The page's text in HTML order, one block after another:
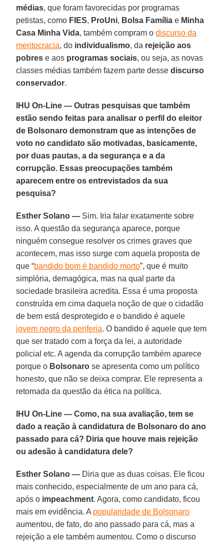
médias, que foram favorecidas por programas
petistas, como FIES, ProUni, Bolsa Família e Minha
Casa Minha Vida, também compram odiscurso da
meritocracia, do individualismo, da rejeição aos
pobres e aos programas sociais, ou seja, as novas
classes médias também fazem parte dessediscurso
conservador.
IHU On-Line — Outras pesquisas que também
estão sendo feitas para analisar o perfil do eleitor
de Bolsonaro demonstram que as intenções de
voto no candidato são motivadas, basicamente,
por duas pautas, a da segurança e a da
corrupção. Essas preocupações também
aparecem entre os entrevistados da sua
pesquisa?
Esther Solano — Sim. Iria falar exatamente sobre
isso. A questão da segurança aparece, porque
ninguém consegue resolver os crimes graves que
acontecem, mas isso surge com aquela proposta de
que “bandido bom é bandido morto”, que é muito
simplória, demagógica, mas na qual parte da
sociedade brasileira acredita. Essa é uma proposta
construída em cima daquela noção de que o cidadão
de bem está desprotegido e o bandido é aquele
jovem negro da periferia. O bandido é aquele que tem
que ser tratado com a força da lei, a autoridade
policial etc. A agenda da corrupção também aparece
porque o Bolsonaro se apresenta como um político
honesto, que não se deixa comprar. Ele representa a
retomada da questão da ética na política.
IHU On-Line — Como, na sua avaliação, tem se
dado a reação à candidatura de Bolsonaro do ano
passado para cá? Diria que houve mais rejeição
ou adesão à candidatura dele?
Esther Solano — Diria que as duas coisas. Ele ficou
mais conhecido, especialmente de um ano para cá,
após o impeachment. Agora, como candidato, ficou
mais em evidência. A popularidade de Bolsonaro
aumentou, de fato, do ano passado para cá, mas a
rejeição a ele também aumentou. Como o discurso